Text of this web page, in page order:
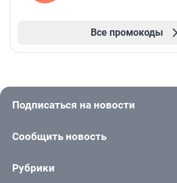
Все промокоды
Подписаться на новости
Сообщить новость
Рубрики